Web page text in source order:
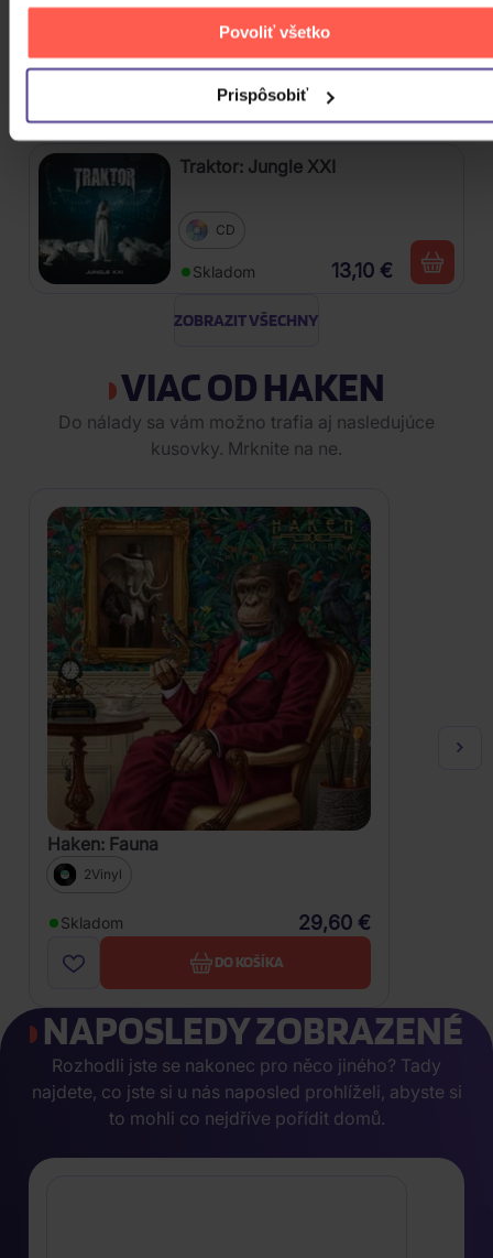
Povoliť všetko
Prispôsobiť
Blue Vinyl)
Vinyl
Skladom 24,90 €
Traktor: Jungle XXI
CD
Skladom 13,10 €
ZOBRAZIT VŠECHNY
VIAC OD HAKEN
Do nálady sa vám možno trafia aj nasledujúce
kusovky. Mrknite na ne.
Haken: Fauna
2Vinyl
Skladom 29,60 €
DO KOŠÍKA
NAPOSLEDY ZOBRAZENÉ
Rozhodli jste se nakonec pro něco jiného? Tady
najdete, co jste si u nás naposled prohlíželi, abyste si
to mohli co nejdříve pořídit domů.